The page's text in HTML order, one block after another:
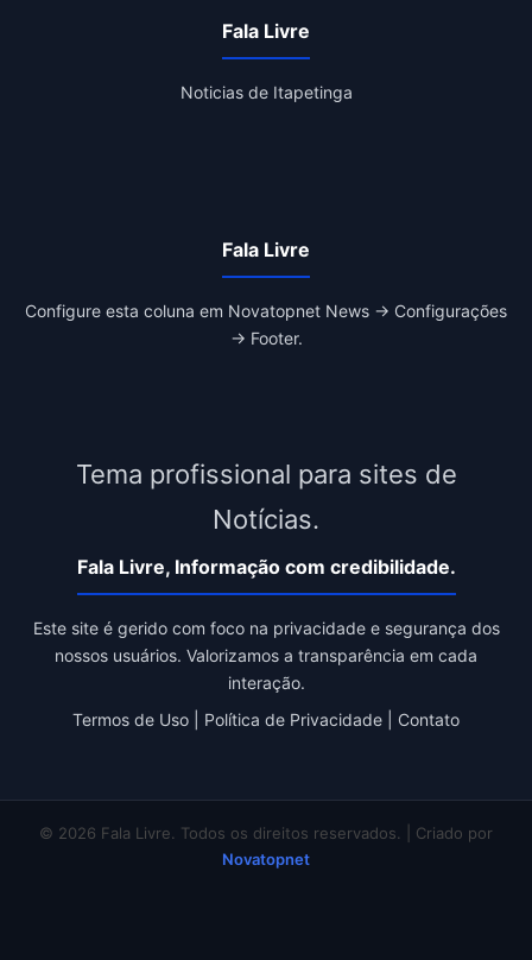
Fala Livre
Noticias de Itapetinga
Fala Livre
Configure esta coluna em Novatopnet News → Configurações
→ Footer.
Tema profissional para sites de
Notícias.
Fala Livre, Informação com credibilidade.
Este site é gerido com foco na privacidade e segurança dos
nossos usuários. Valorizamos a transparência em cada
interação.
Termos de Uso
Política de Privacidade Contato
© 2026 Fala Livre. Todos os direitos reservados. | Criado por
Novatopnet